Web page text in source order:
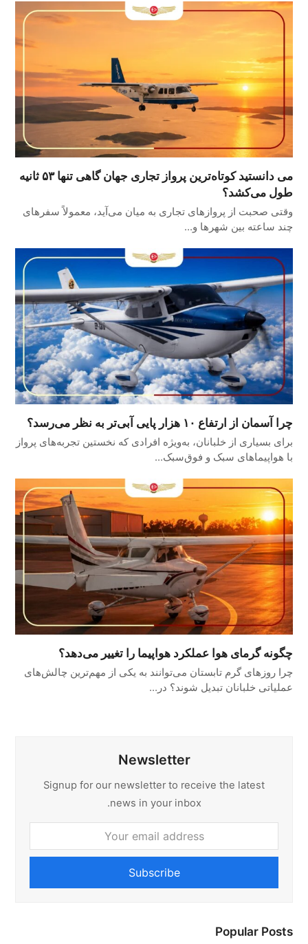
می دانستید کوتاه‌ترین پرواز تجاری جهان گاهی تنها ۵۳ ثانیه
طول می‌کشد؟
وقتی صحبت از پروازهای تجاری به میان می‌آید، معمولاً سفرهای
چند ساعته بین شهرها و…
چرا آسمان از ارتفاع ۱۰ هزار پایی آبی‌تر به نظر می‌رسد؟
برای بسیاری از خلبانان، به‌ویژه افرادی که نخستین تجربه‌های پرواز
با هواپیماهای سبک و فوق‌سبک…
چگونه گرمای هوا عملکرد هواپیما را تغییر می‌دهد؟
چرا روزهای گرم تابستان می‌توانند به یکی از مهم‌ترین چالش‌های
عملیاتی خلبانان تبدیل شوند؟ در…
Newsletter
Signup for our newsletter to receive the latest
news in your inbox.
email
Subscribe
Popular Posts